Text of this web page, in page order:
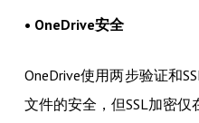
• OneDrive安全
OneDrive使用两步验证和
文件的安全，但SSL加密